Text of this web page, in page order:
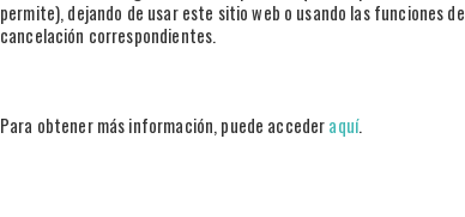
permite), dejando de usar este sitio web o usando las funciones de
cancelación correspondientes.
Para obtener más información, puede accederaquí.